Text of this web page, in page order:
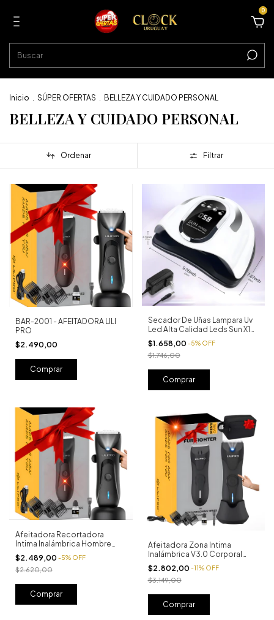
0
Inicio . SÚPER OFERTAS . BELLEZA Y CUIDADO PERSONAL
BELLEZA Y CUIDADO PERSONAL
Ordenar Filtrar
BAR-2001 - AFEITADORA LILI
PRO
$2.490,00
Secador De Uñas Lampara Uv
Led Alta Calidad Leds Sun X10
Pro
$1.658,00 -5% OFF
$1.746,00
Afeitadora Recortadora
Intima Inalámbrica Hombre
Anticortes
$2.489,00 -5% OFF
$2.620,00
Afeitadora Zona Intima
Inalámbrica V3.0 Corporal
Cortapelo
$2.802,00 -11% OFF
$3.149,00